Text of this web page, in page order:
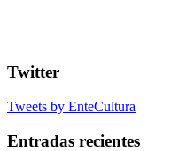
Twitter
Tweets by EnteCultura
Entradas recientes